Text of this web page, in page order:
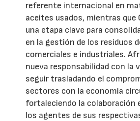
referente internacional en
aceites usados, mientras que
una etapa clave para
en la gestión de los residuos
comerciales e industriales.
nueva responsabilidad con la
seguir trasladando el
sectores con la economía
fortaleciendo la colaboración
los agentes de sus